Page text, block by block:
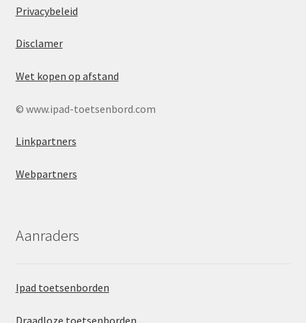
Privacybeleid
Disclamer
Wet kopen op afstand
© www.ipad-toetsenbord.com
Linkpartners
Webpartners
Aanraders
Ipad toetsenborden
Draadloze toetsenborden